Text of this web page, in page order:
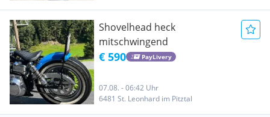
Shovelhead heck
mitschwingend
€ 590 PayLivery
07.08. - 06:42 Uhr
6481 St. Leonhard im Pitztal